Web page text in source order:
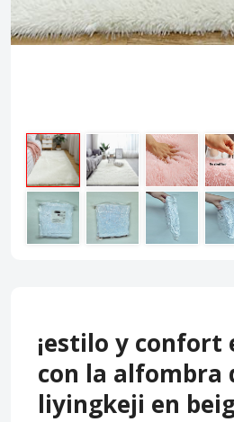
¡estilo y confort
con la alfombra
liyingkeji en